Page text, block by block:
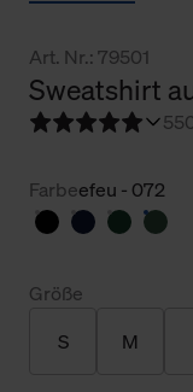
Art. Nr.: 79501
Sweatshirt
5
Farbeefeu - 072
Größe
S M